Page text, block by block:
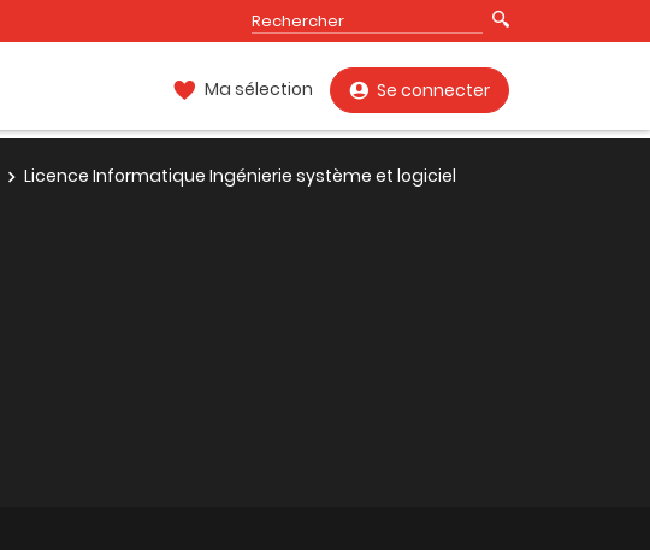
Ma sélection Se connecter
Licence Informatique Ingénierie système et logiciel